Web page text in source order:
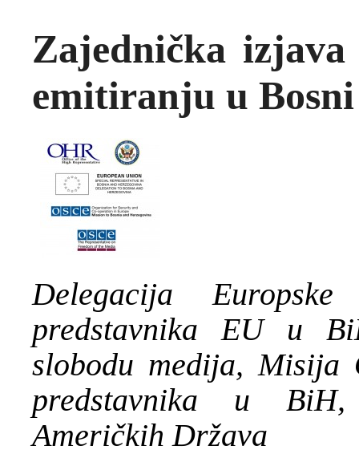
Zajednička
emitiranju u
Delegacija
predstavnika EU u
slobodu medija, Misija
predstavnika u BiH,
Američkih Država